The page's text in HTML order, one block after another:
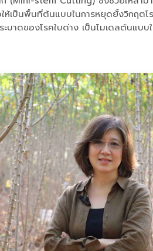
เป็นพื้นที่ต้นแบบในการหยุดยั้งวิกฤต
ดของโรคใบด่าง เป็นโมเดลต้นแบ